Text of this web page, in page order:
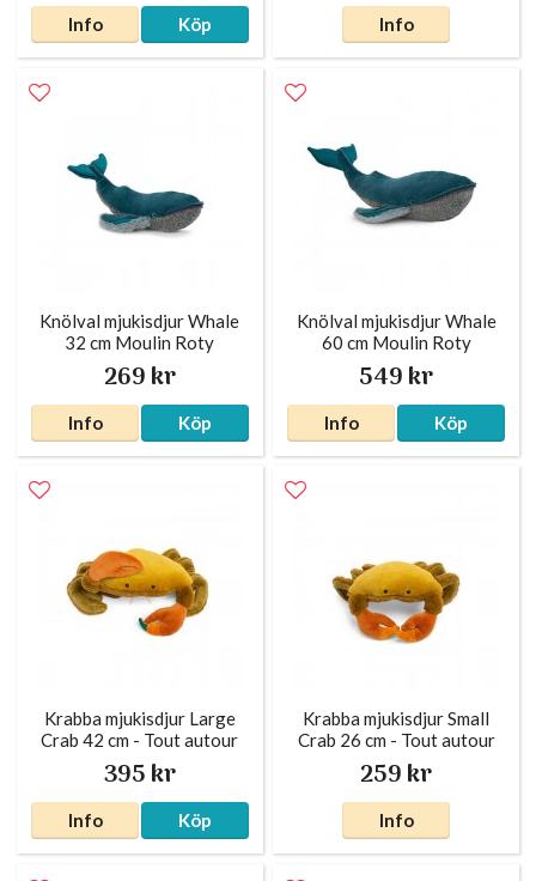
Info Köp Info
Knölval mjukisdjur Whale
32 cm Moulin Roty
269 kr
Info Köp
Knölval mjukisdjur Whale
60 cm Moulin Roty
549 kr
Info Köp
Krabba mjukisdjur Large
Crab 42 cm - Tout autour
du monde Moulin Roty
395 kr
Info Köp
Krabba mjukisdjur Small
Crab 26 cm - Tout autour
du monde Moulin Roty
259 kr
Info